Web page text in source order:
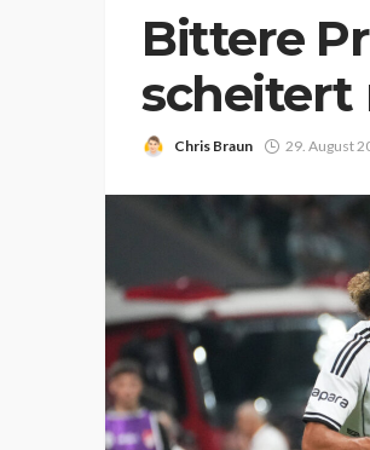
Bittere
scheitert
Chris Braun 29. August